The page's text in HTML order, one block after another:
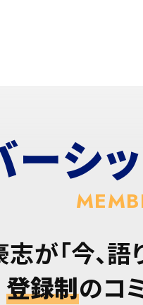
ーシ
が「今、語
登録制のコ